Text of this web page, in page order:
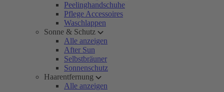
Peelinghandschuhe
Pflege Accessoires
Waschlappen
Sonne & Schutz
Alle anzeigen
After Sun
Selbstbräuner
Sonnenschutz
Haarentfernung
Alle anzeigen